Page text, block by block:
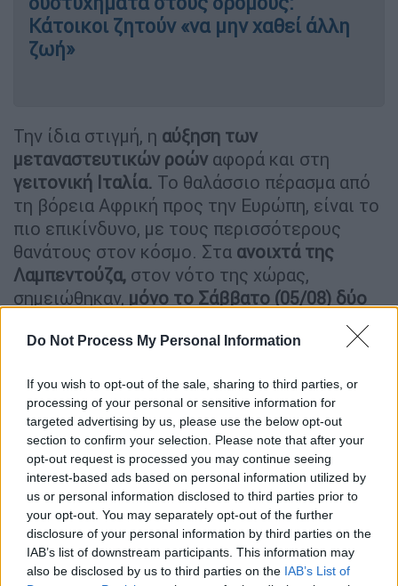
Do Not Process My Personal Information
If you wish to opt-out of the sale, sharing to third parties, or
processing of your personal or sensitive information for
targeted advertising by us, please use the below opt-out
section to confirm your selection. Please note that after your
opt-out request is processed you may continue seeing
interest-based ads based on personal information utilized by
us or personal information disclosed to third parties prior to
your opt-out. You may separately opt-out of the further
disclosure of your personal information by third parties on the
IAB’s list of downstream participants. This information may
also be disclosed by us to third parties on the IAB’s List of
Κάτοικοι ζητούν «να μην χαθεί άλλη
ζωή»
Την ίδια στιγμή, η αύξηση των
μεταναστευτικών ροών αφορά και στη
γειτονική Ιταλία. Το θαλάσσιο πέρασμα από
τη βόρεια Αφρική προς την Ευρώπη, είναι το
πιο επικίνδυνο, με τους περισσότερους
θανάτους στον κόσμο. Στα ανοιχτά της
Λαμπεντούζα, στον νότο της χώρας,
σημειώθηκαν, μόνο το Σάββατο (05/08) δύο
. Τα τελευταία 24ωρα, σύμφωνα με
στοιχεία του Υπουργείου Μετανάστευσης
παράνομης εισόδου μεταναστών
σημειώθηκαν καταγράφηκαν στην Ελλάδα.
Από αυτές, οι δύο ήταν επιτυχείς και 33
άνθρωποι έφτασαν στις ακτές της Σάμου και
της Κω με πλοιάρια. Οι άλλες δύο
περιπτώσεις, εντοπίστηκαν εγκαίρως από
τιςλιμενικές αρχές και η είσοδος στη χώρα
απετράπη για 95 ανθρώπουςπου
προσπάθησαν να φτάσουν σε Λέσβο και